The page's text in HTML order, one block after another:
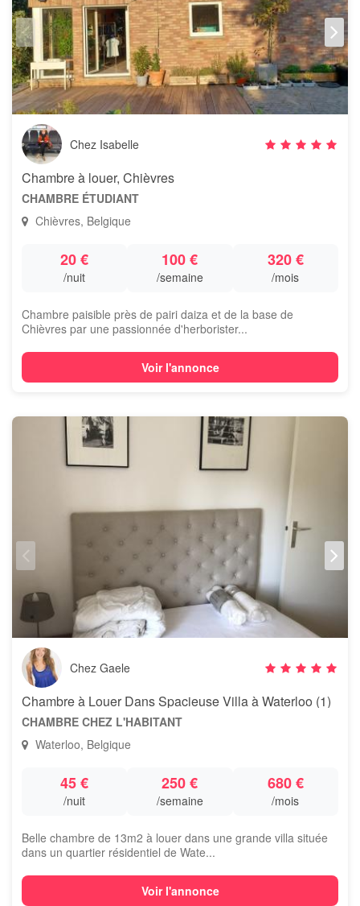
Chez Isabelle
Chambre à louer, Chièvres
CHAMBRE ÉTUDIANT
Chièvres, Belgique
20 €
/nuit
100 €
/semaine
320 €
/mois
Chambre paisible près de pairi daiza et de la base de
Chièvres par une passionnée d'herborister...
Voir l'annonce
Chez Gaele
Chambre à Louer Dans Spacieuse Villa à Waterloo (1)
CHAMBRE CHEZ L'HABITANT
Waterloo, Belgique
45 €
/nuit
250 €
/semaine
680 €
/mois
Belle chambre de 13m2 à louer dans une grande villa située
dans un quartier résidentiel de Wate...
Voir l'annonce